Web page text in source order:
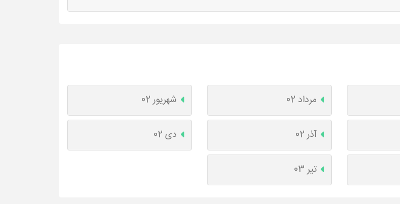
مرداد 02 شهریور 02
آذر 02 دی 02
تیر 03